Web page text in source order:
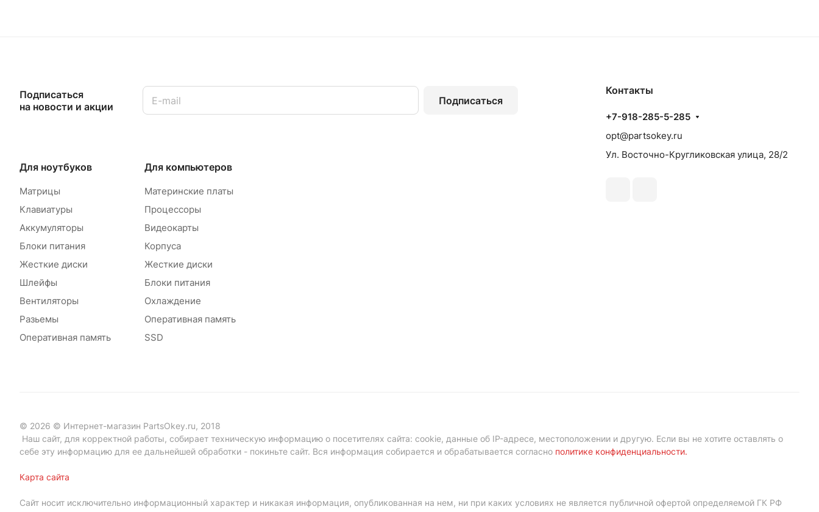
Подписаться
на новости и акции
Подписаться
Для ноутбуков
Матрицы
Клавиатуры
Аккумуляторы
Блоки питания
Жесткие диски
Шлейфы
Вентиляторы
Разьемы
Оперативная память
Для компьютеров
Материнские платы
Процессоры
Видеокарты
Корпуса
Жесткие диски
Блоки питания
Охлаждение
Оперативная память
SSD
Контакты
+7-918-285-5-285
opt@partsokey.ru
Ул. Восточно-Кругликовская улица, 28/2
© 2026 © Интернет-магазин PartsOkey.ru, 2018
Наш сайт, для корректной работы, собирает техническую информацию о посетителях сайта: cookie, данные об IP-адресе, местоположении и другую. Если вы не хотите оставлять о
себе эту информацию для ее дальнейшей обработки - покиньте сайт. Вся информация собирается и обрабатывается согласно политике конфиденциальности.
Карта сайта
Сайт носит исключительно информационный характер и никакая информация, опубликованная на нем, ни при каких условиях не является публичной офертой определяемой ГК РФ